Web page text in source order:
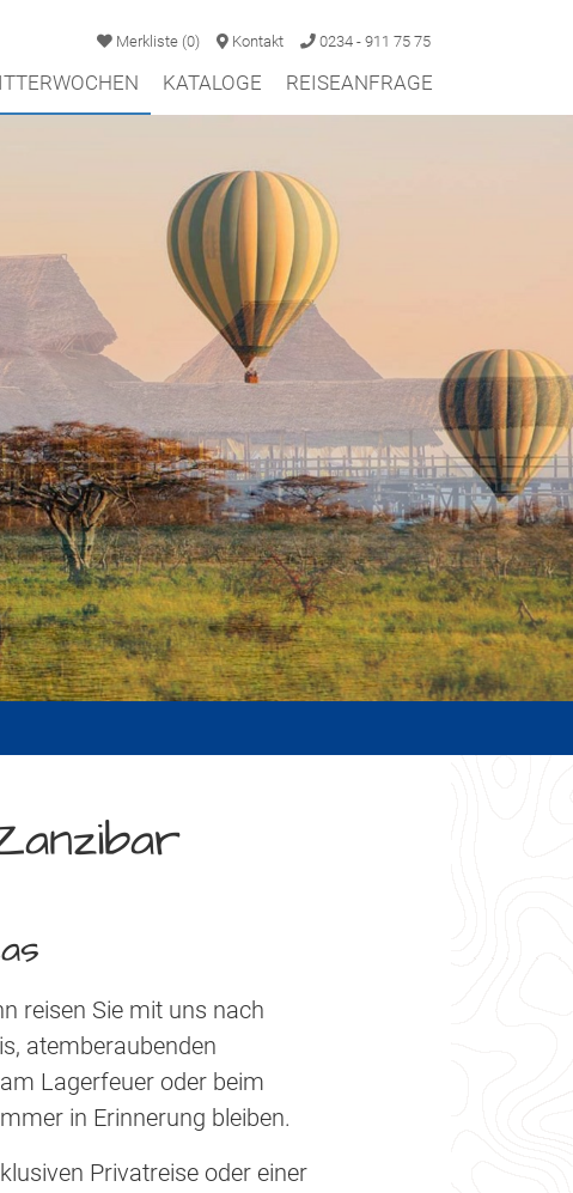
Merkliste (0) Kontakt 0234 - 911 75 75
KATALOGE REISEANFRAGE
reisen Sie mit uns nach
atemberaubenden
Lagerfeuer oder beim
in Erinnerung bleiben.
Privatreise oder einer